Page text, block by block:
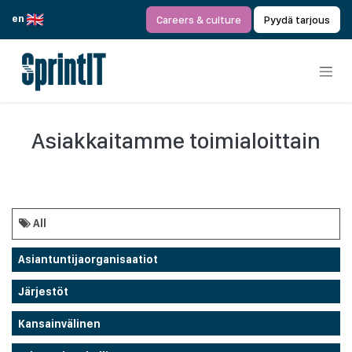
en
Careers & culture Pyydä tarjous
Asiakkaitamme toimialoittain
All
Asiantuntijaorganisaatiot
Järjestöt
Kansainvälinen